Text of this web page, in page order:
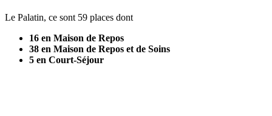
Le Palatin, ce sont 59 places dont
16 en Maison de Repos
38 en Maison de Repos et de Soins
5 en Court-Séjour